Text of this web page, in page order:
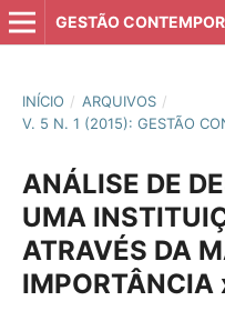
GESTÃO
INÍCIO / ARQUIVOS /
V. 5 N. 1 (2015): GESTÃO
ANÁLISE DE
UMA
ATRAVÉS DA
IMPORTÂNCIA